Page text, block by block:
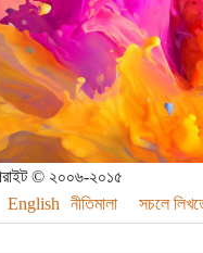
© ২০০৬-২০১৫
English নীতিমালা সচলে